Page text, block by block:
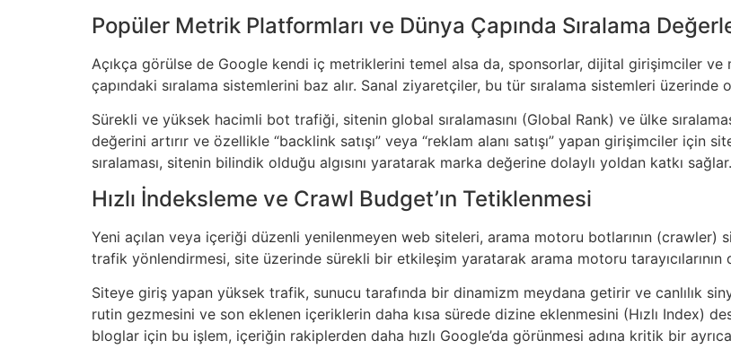
Popüler Metrik Platformları ve Dünya Çapında Sıralama
Açıkça görülse de Google kendi iç metriklerini temel alsa da, sponsorlar, dijital girişimciler ve
çapındaki sıralama sistemlerini baz alır. Sanal ziyaretçiler, bu tür sıralama sistemleri
Sürekli ve yüksek hacimli bot trafiği, sitenin global sıralamasını (Global Rank) ve ülke
değerini artırır ve özellikle “backlink satışı” veya “reklam alanı satışı” yapan girişimciler
sıralaması, sitenin bilindik olduğu algısını yaratarak marka değerine dolaylı yoldan katkı sağlar.
Hızlı İndeksleme ve Crawl Budget’ın Tetiklenmesi
Yeni açılan veya içeriği düzenli yenilenmeyen web siteleri, arama motoru botlarının (crawler)
trafik yönlendirmesi, site üzerinde sürekli bir etkileşim yaratarak arama motoru tarayıcılarının
Siteye giriş yapan yüksek trafik, sunucu tarafında bir dinamizm meydana getirir ve canlılık
rutin gezmesini ve son eklenen içeriklerin daha kısa sürede dizine eklenmesini (Hızlı Index)
bloglar için bu işlem, içeriğin rakiplerden daha hızlı Google’da görünmesi adına kritik bir